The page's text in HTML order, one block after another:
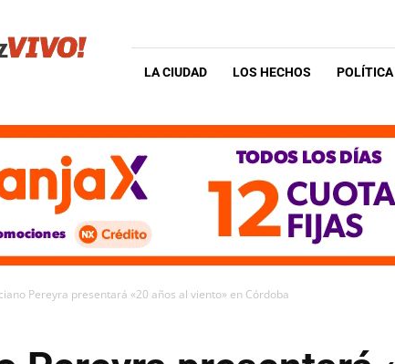
LA CIUDAD LOS HECHOS POLÍTICA
Pereyra presentará «20 años al viento» en Córdoba